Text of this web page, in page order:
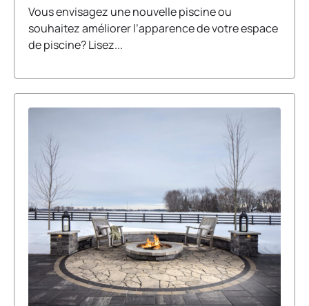
Vous envisagez une nouvelle piscine ou
souhaitez améliorer l’apparence de votre espace
de piscine? Lisez...